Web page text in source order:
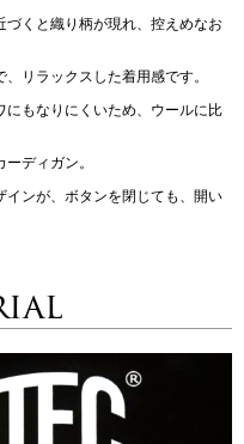
くと織り柄が現れ、控えめなお
リラックスした着用感です。
もなりにくいため、ウールに比
ディガン。
ンが、ボタンを閉じても、開い